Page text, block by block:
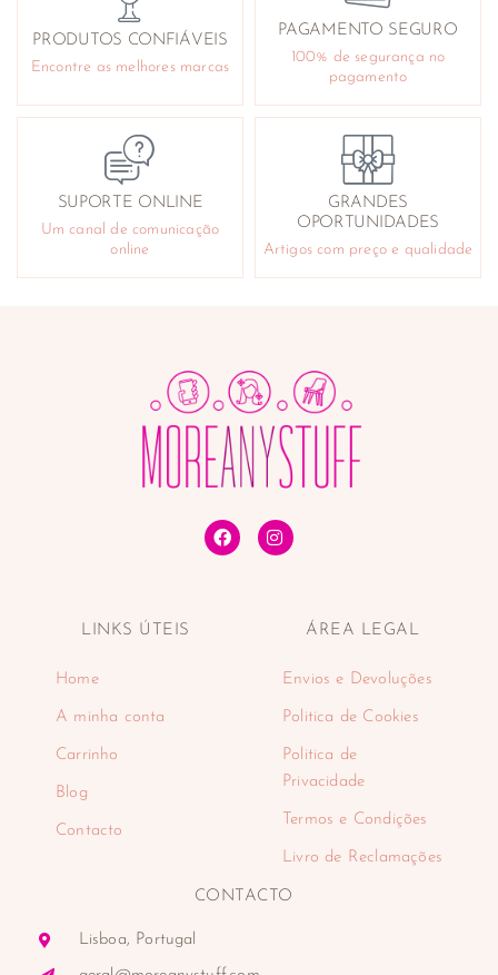
PRODUTOS CONFIÁVEIS
Encontre as melhores marcas
PAGAMENTO SEGURO
100% de segurança no
pagamento
SUPORTE ONLINE
Um canal de comunicação
online
GRANDES
OPORTUNIDADES
Artigos com preço e qualidade
LINKS ÚTEIS
Home
A minha conta
Carrinho
Blog
Contacto
ÁREA LEGAL
Envios e Devoluções
Politica de Cookies
Politica de
Privacidade
Termos e Condições
Livro de Reclamações
CONTACTO
Lisboa, Portugal